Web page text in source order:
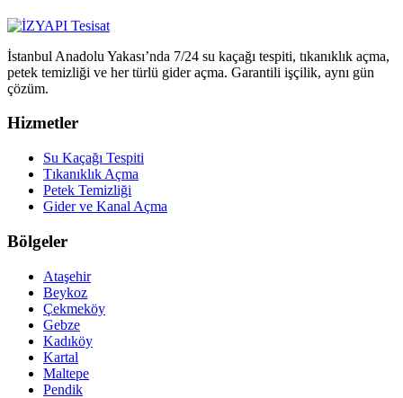
İstanbul Anadolu Yakası’nda 7/24 su kaçağı tespiti, tıkanıklık açma,
petek temizliği ve her türlü gider açma. Garantili işçilik, aynı gün
çözüm.
Hizmetler
Su Kaçağı Tespiti
Tıkanıklık Açma
Petek Temizliği
Gider ve Kanal Açma
Bölgeler
Ataşehir
Beykoz
Çekmeköy
Gebze
Kadıköy
Kartal
Maltepe
Pendik